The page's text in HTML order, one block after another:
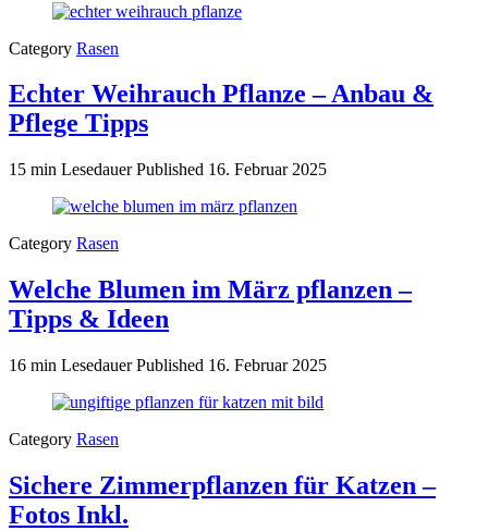
Category Rasen
Echter Weihrauch Pflanze – Anbau &
Pflege Tipps
15 min LesedauerPublished 16. Februar 2025
Category Rasen
Welche Blumen im März pflanzen –
Tipps & Ideen
16 min LesedauerPublished 16. Februar 2025
Category Rasen
Sichere Zimmerpflanzen für Katzen –
Fotos Inkl.